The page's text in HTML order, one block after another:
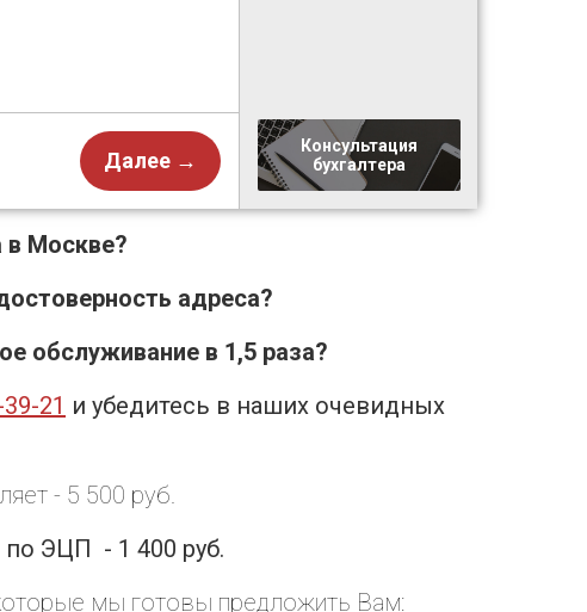
Далее →
Консультация
бухгалтера
Москве?
адреса?
обслуживание в 1,5 раза?
21 и убедитесь в наших очевидных
- 5 500 руб.
ЭЦП - 1 400 руб.
мы готовы предложить Вам: